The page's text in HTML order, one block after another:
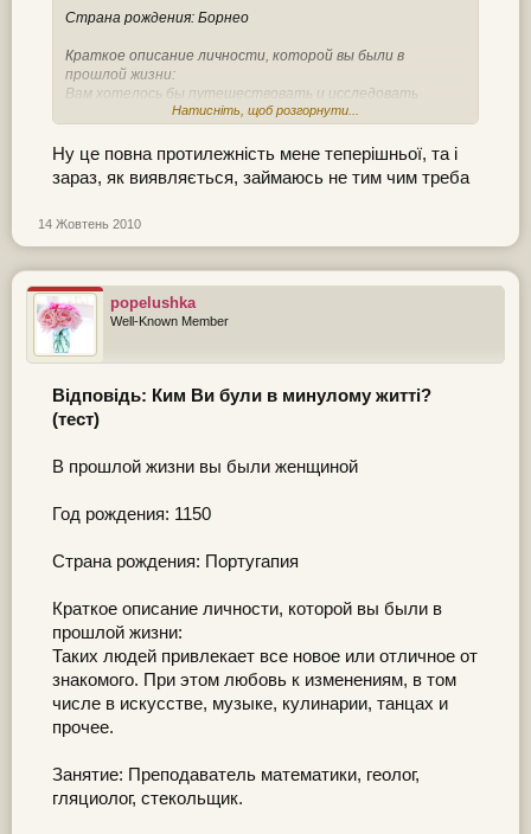
Страна рождения: Борнео
Краткое описание личности, которой вы были в
прошлой жизни:
Вам хотелось бы путешествовать и исследовать
Землю неустанными ногами, даже если бы Вы
Занятие: Фермер, животновод, ткач, портной.
Изобретатель технологий в легкой промышленности.
Предназначение вашей нынешней жизни:
использования отходов, в том числе психологическим
методом.
Натисніть, щоб розгорнути...
Ну це повна протилежність мене теперішньої, та і
зараз, як виявляється, займаюсь не тим чим треба
14 Жовтень 2010
popelushka
Well-Known Member
Відповідь: Ким Ви були в минулому житті?
(тест)
В прошлой жизни вы были женщиной
Год рождения: 1150
Страна рождения: Португапия
Краткое описание личности, которой вы были в
прошлой жизни:
Таких людей привлекает все новое или отличное от
знакомого. При этом любовь к изменениям, в том
числе в искусстве, музыке, кулинарии, танцах и
прочее.
Занятие: Преподаватель математики, геолог,
гляциолог, стекольщик.